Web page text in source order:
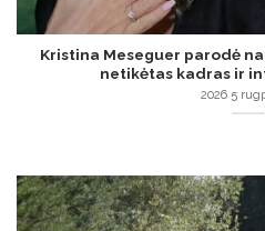
Kristina Meseguer parodė
netikėtas kadras ir
2026 5